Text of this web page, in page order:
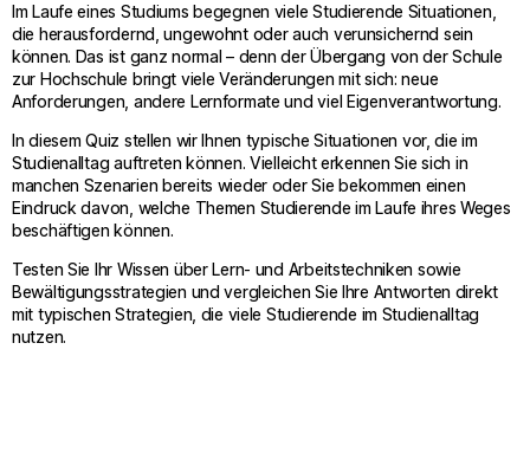
Im Laufe eines Studiums begegnen viele Studierende Situationen,
die herausfordernd, ungewohnt oder auch verunsichernd sein
können. Das ist ganz normal – denn der Übergang von der Schule
zur Hochschule bringt viele Veränderungen mit sich: neue
Anforderungen, andere Lernformate und viel Eigenverantwortung.
In diesem Quiz stellen wir Ihnen typische Situationen vor, die im
Studienalltag auftreten können. Vielleicht erkennen Sie sich in
manchen Szenarien bereits wieder oder Sie bekommen einen
Eindruck davon, welche Themen Studierende im Laufe ihres Weges
beschäftigen können.
Testen Sie Ihr Wissen über Lern- und Arbeitstechniken sowie
Bewältigungsstrategien und vergleichen Sie Ihre Antworten direkt
mit typischen Strategien, die viele Studierende im Studienalltag
nutzen.